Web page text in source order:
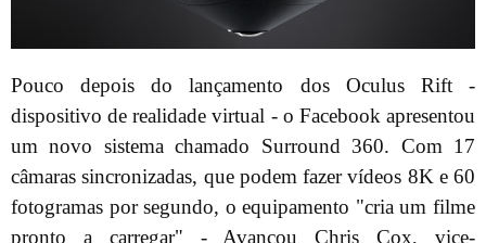
Pouco depois do lançamento dos Oculus Rift -
dispositivo de realidade virtual - o Facebook apresentou
um novo sistema chamado Surround 360. Com 17
câmaras sincronizadas, que podem fazer vídeos 8K e 60
fotogramas por segundo, o equipamento "cria um filme
pronto a carregar" - Avançou Chris Cox, vice-